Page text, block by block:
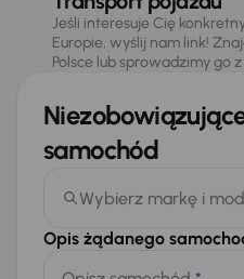
Jeśli interesuje Cię
Europie, wyślij nam link!
Polsce lub sprowadzimy go
samochód
Wybierz markę i
Opis żądanego